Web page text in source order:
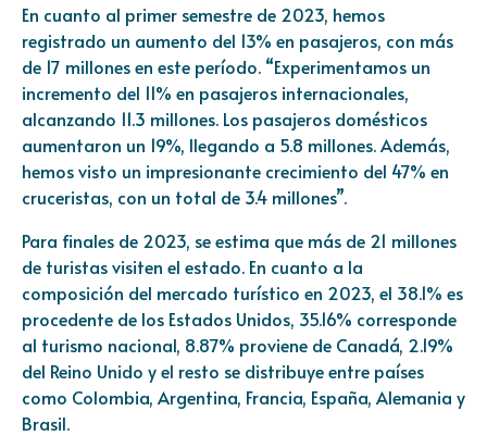
En cuanto al primer semestre de 2023, hemos
registrado un aumento del 13% en pasajeros, con más
de 17 millones en este período. “Experimentamos un
incremento del 11% en pasajeros internacionales,
alcanzando 11.3 millones. Los pasajeros domésticos
aumentaron un 19%, llegando a 5.8 millones. Además,
hemos visto un impresionante crecimiento del 47% en
cruceristas, con un total de 3.4 millones”.
Para finales de 2023, se estima que más de 21 millones
de turistas visiten el estado. En cuanto a la
composición del mercado turístico en 2023, el 38.1% es
procedente de los Estados Unidos, 35.16% corresponde
al turismo nacional, 8.87% proviene de Canadá, 2.19%
del Reino Unido y el resto se distribuye entre países
como Colombia, Argentina, Francia, España, Alemania y
Brasil.